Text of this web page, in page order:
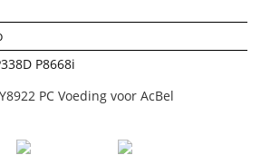
P8668i